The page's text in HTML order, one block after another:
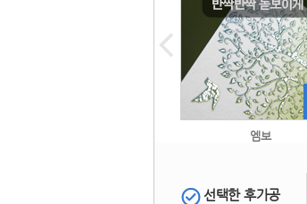
엠보
선택한 후가공